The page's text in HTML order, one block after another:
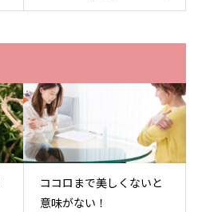
ココロまで美しくないと
意味がない！